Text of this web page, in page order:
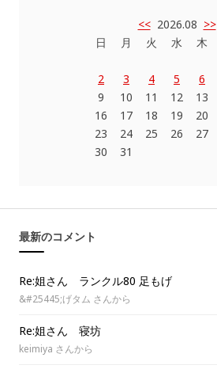
<<2026.08 >>
日
2
9
16
23
30
月
3
10
17
24
31
火
4
11
18
25
水
5
12
19
26
木
6
13
20
27
最新のコメント
Re:姐さん ランクル80 足もげ
&#25445;げタム さんから
Re:姐さん 寝坊
keimiya さんから